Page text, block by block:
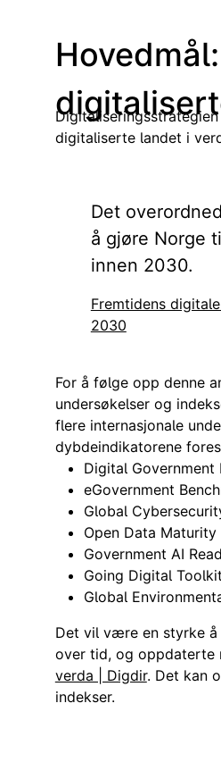
digitaliserte landet i
Det
å gjøre Norge
innen 2030.
Fremtidens
2030
For å følge opp denne
undersøkelser og
flere internasjonale
dybdeindikatorene
Digital Government
eGovernment
Global
Open Data Maturity
Government AI
Going Digital Toolkit
Global
Det vil være en styrke å
over tid, og oppdaterte
verda | Digdir. Det kan
indekser.